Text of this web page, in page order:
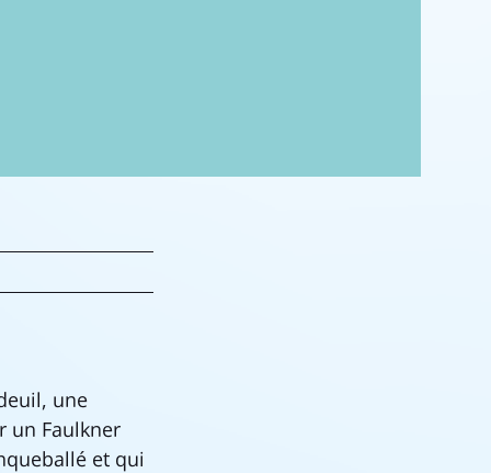
une
un Faulkner
et qui